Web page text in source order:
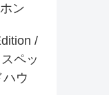
ン
/
ペッ
ウ